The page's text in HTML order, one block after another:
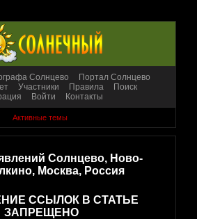
Солнцево
Портал Солнцево
Участники Правила
Поиск
Войти Контакты
Активные темы
Солнцево, Ново-
Москва, Россия
ССЫЛОК В СТАТЬЕ
ЗАПРЕЩЕНО